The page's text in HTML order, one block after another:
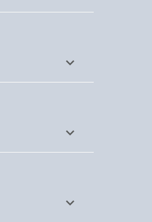


